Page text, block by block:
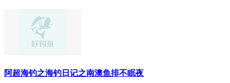
阿超海钓之海钓日记之南澳鱼排不眠夜